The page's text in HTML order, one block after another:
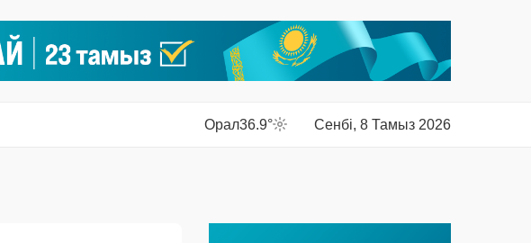
Орал36.9° Сенбі, 8 Тамыз 2026